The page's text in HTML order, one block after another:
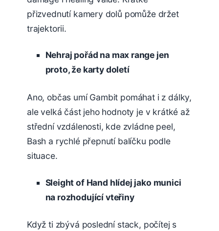
přizvednutí kamery dolů pomůže držet
trajektorii.
Nehraj pořád na max range jen
proto, že karty doletí
Ano, občas umí Gambit pomáhat i z dálky,
ale velká část jeho hodnoty je v krátké až
střední vzdálenosti, kde zvládne peel,
Bash a rychlé přepnutí balíčku podle
situace.
Sleight of Hand hlídej jako munici
na rozhodující vteřiny
Když ti zbývá poslední stack, počítej s